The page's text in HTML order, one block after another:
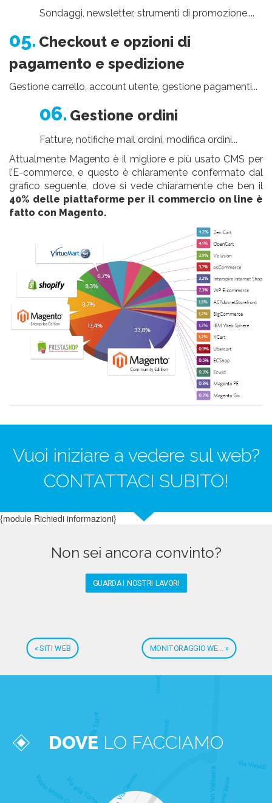
Sondaggi, newsletter, strumenti di promozione....
05. Checkout e opzioni di
pagamento e spedizione
Gestione carrello, account utente, gestione pagamenti...
06. Gestione ordini
Fatture, notifiche mail ordini, modifica ordini...
Attualmente Magento è il migliore e più usato CMS per
l’E-commerce, e questo è chiaramente confermato dal
grafico seguente, dove si vede chiaramente che ben il
40% delle piattaforme per il commercio on line è
fatto con Magento.
Vuoi iniziare a vedere sul web?
CONTATTACI SUBITO!
{module Richiedi informazioni}
Non sei ancora convinto?
GUARDA I NOSTRI LAVORI
« SITI WEB MONITORAGGIO WE... »
DOVE LO FACCIAMO